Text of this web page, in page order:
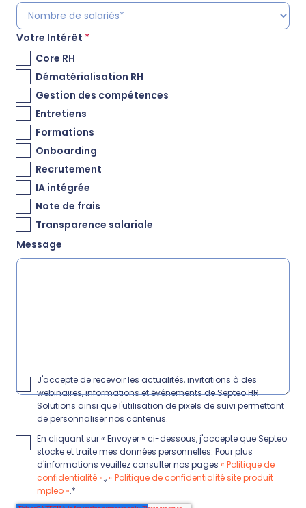
Votre Intérêt *
Core RH
Dématérialisation RH
Gestion des compétences
Entretiens
Formations
Onboarding
Recrutement
IA intégrée
Note de frais
Transparence salariale
Message
J'accepte de recevoir les actualités, invitations à des
webinaires, informations et événements de Septeo HR
Solutions ainsi que l'utilisation de pixels de suivi permettant
de personnaliser nos contenus.
En cliquant sur « Envoyer » ci-dessous, j'accepte que Septeo
stocke et traite mes données personnelles. Pour plus
d'informations veuillez consulter nos pages « Politique de
confidentialité ».,« Politique de confidentialité site produit
mpleo ».*